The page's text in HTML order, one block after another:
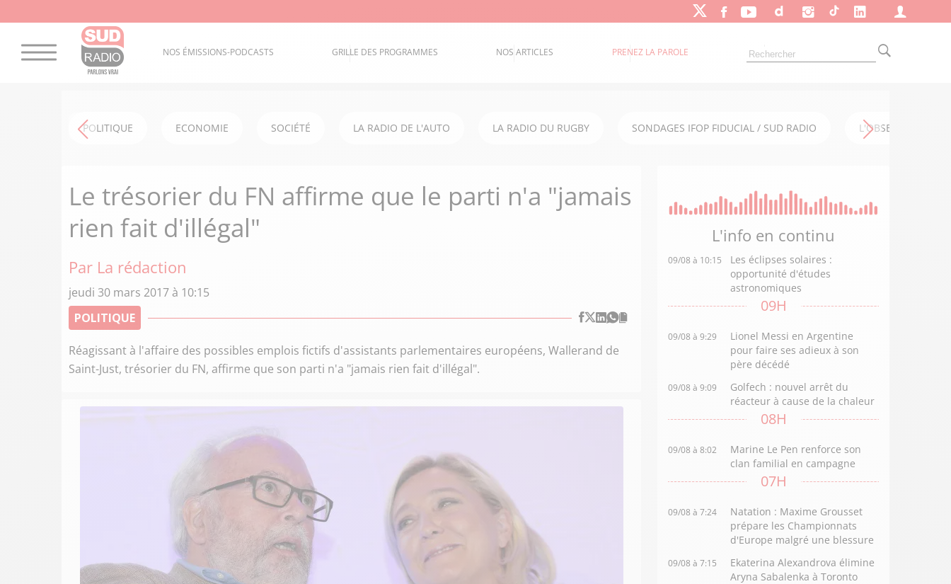
NOS ÉMISSIONS-PODCASTS GRILLE DES PROGRAMMES NOS ARTICLES PRENEZ LA PAROLE
POLITIQUE ECONOMIE SOCIÉTÉ LA RADIO DE L'AUTO LA RADIO DU RUGBY SONDAGES IFOP FIDUCIAL / SUD RADIO L'OBSERVATOIRE
Le trésorier du FN affirme que le parti n'a "jamais
rien fait d'illégal"
Par La rédaction
jeudi 30 mars 2017 à 10:15
POLITIQUE
Réagissant à l'affaire des possibles emplois fictifs d'assistants parlementaires européens, Wallerand de
Saint-Just, trésorier du FN, affirme que son parti n'a "jamais rien fait d'illégal".
L'info en continu
09/08 à 10:15
Les éclipses solaires :
opportunité d'études
astronomiques
09H
09/08 à 9:29
Lionel Messi en Argentine
pour faire ses adieux à son
père décédé
09/08 à 9:09
Golfech : nouvel arrêt du
réacteur à cause de la chaleur
08H
09/08 à 8:02
Marine Le Pen renforce son
clan familial en campagne
07H
09/08 à 7:24
Natation : Maxime Grousset
prépare les Championnats
d'Europe malgré une blessure
09/08 à 7:15
Ekaterina Alexandrova élimine
Aryna Sabalenka à Toronto